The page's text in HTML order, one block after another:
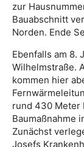
zur
Bauabschnitt
Norden. Ende
Ebenfalls am 8.
Wilhelmstraße.
kommen hier
rund 430 Meter
Baumaßnahme
Zunächst
Josefs